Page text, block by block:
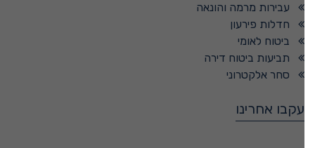
עבירות מרמה והונאה
חדלות פירעון
ביטוח לאומי
תביעות ביטוח דירה
סחר אלקטרוני
עקבו אחרינו